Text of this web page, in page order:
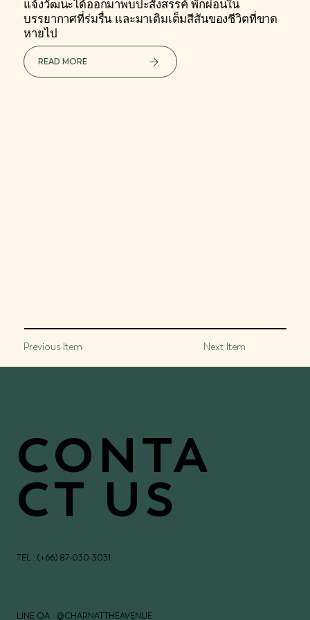
แจ้งวัฒนะได้ออกมาพบปะสังสรรค์ พักผ่อนใน
บรรยากาศที่ร่มรื่น และมาเติมเต็มสีสันของชีวิตที่ขาด
หายไป
READ MORE
Previous Item Next Item
CONTA
CT US
TEL : (+66) 87-030-3031
LINE OA : @CHARNATTHEAVENUE